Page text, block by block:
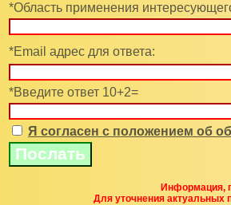
*Область применения
*Email адрес для ответа:
*Введите ответ 10+2=
Я согласен с положением об
Информация,
Для уточнения актуальных